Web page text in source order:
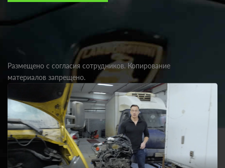
Размещено с согласия сотрудников. Копирование
материалов запрещено.